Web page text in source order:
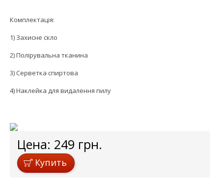
Комплектація:
1) Захисне скло
2) Полірувальна тканина
3) Серветка спиртова
4) Наклейка для видалення пилу
Цена: 249 грн.
Купить